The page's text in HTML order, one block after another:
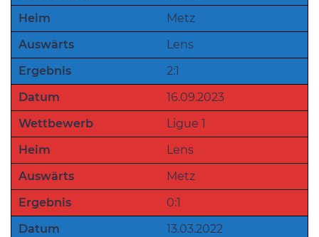
Heim
Metz
Auswärts
Lens
Ergebnis
2:1
Datum
16.09.2023
Wettbewerb
Ligue 1
Heim
Lens
Auswärts
Metz
Ergebnis
0:1
Datum
13.03.2022